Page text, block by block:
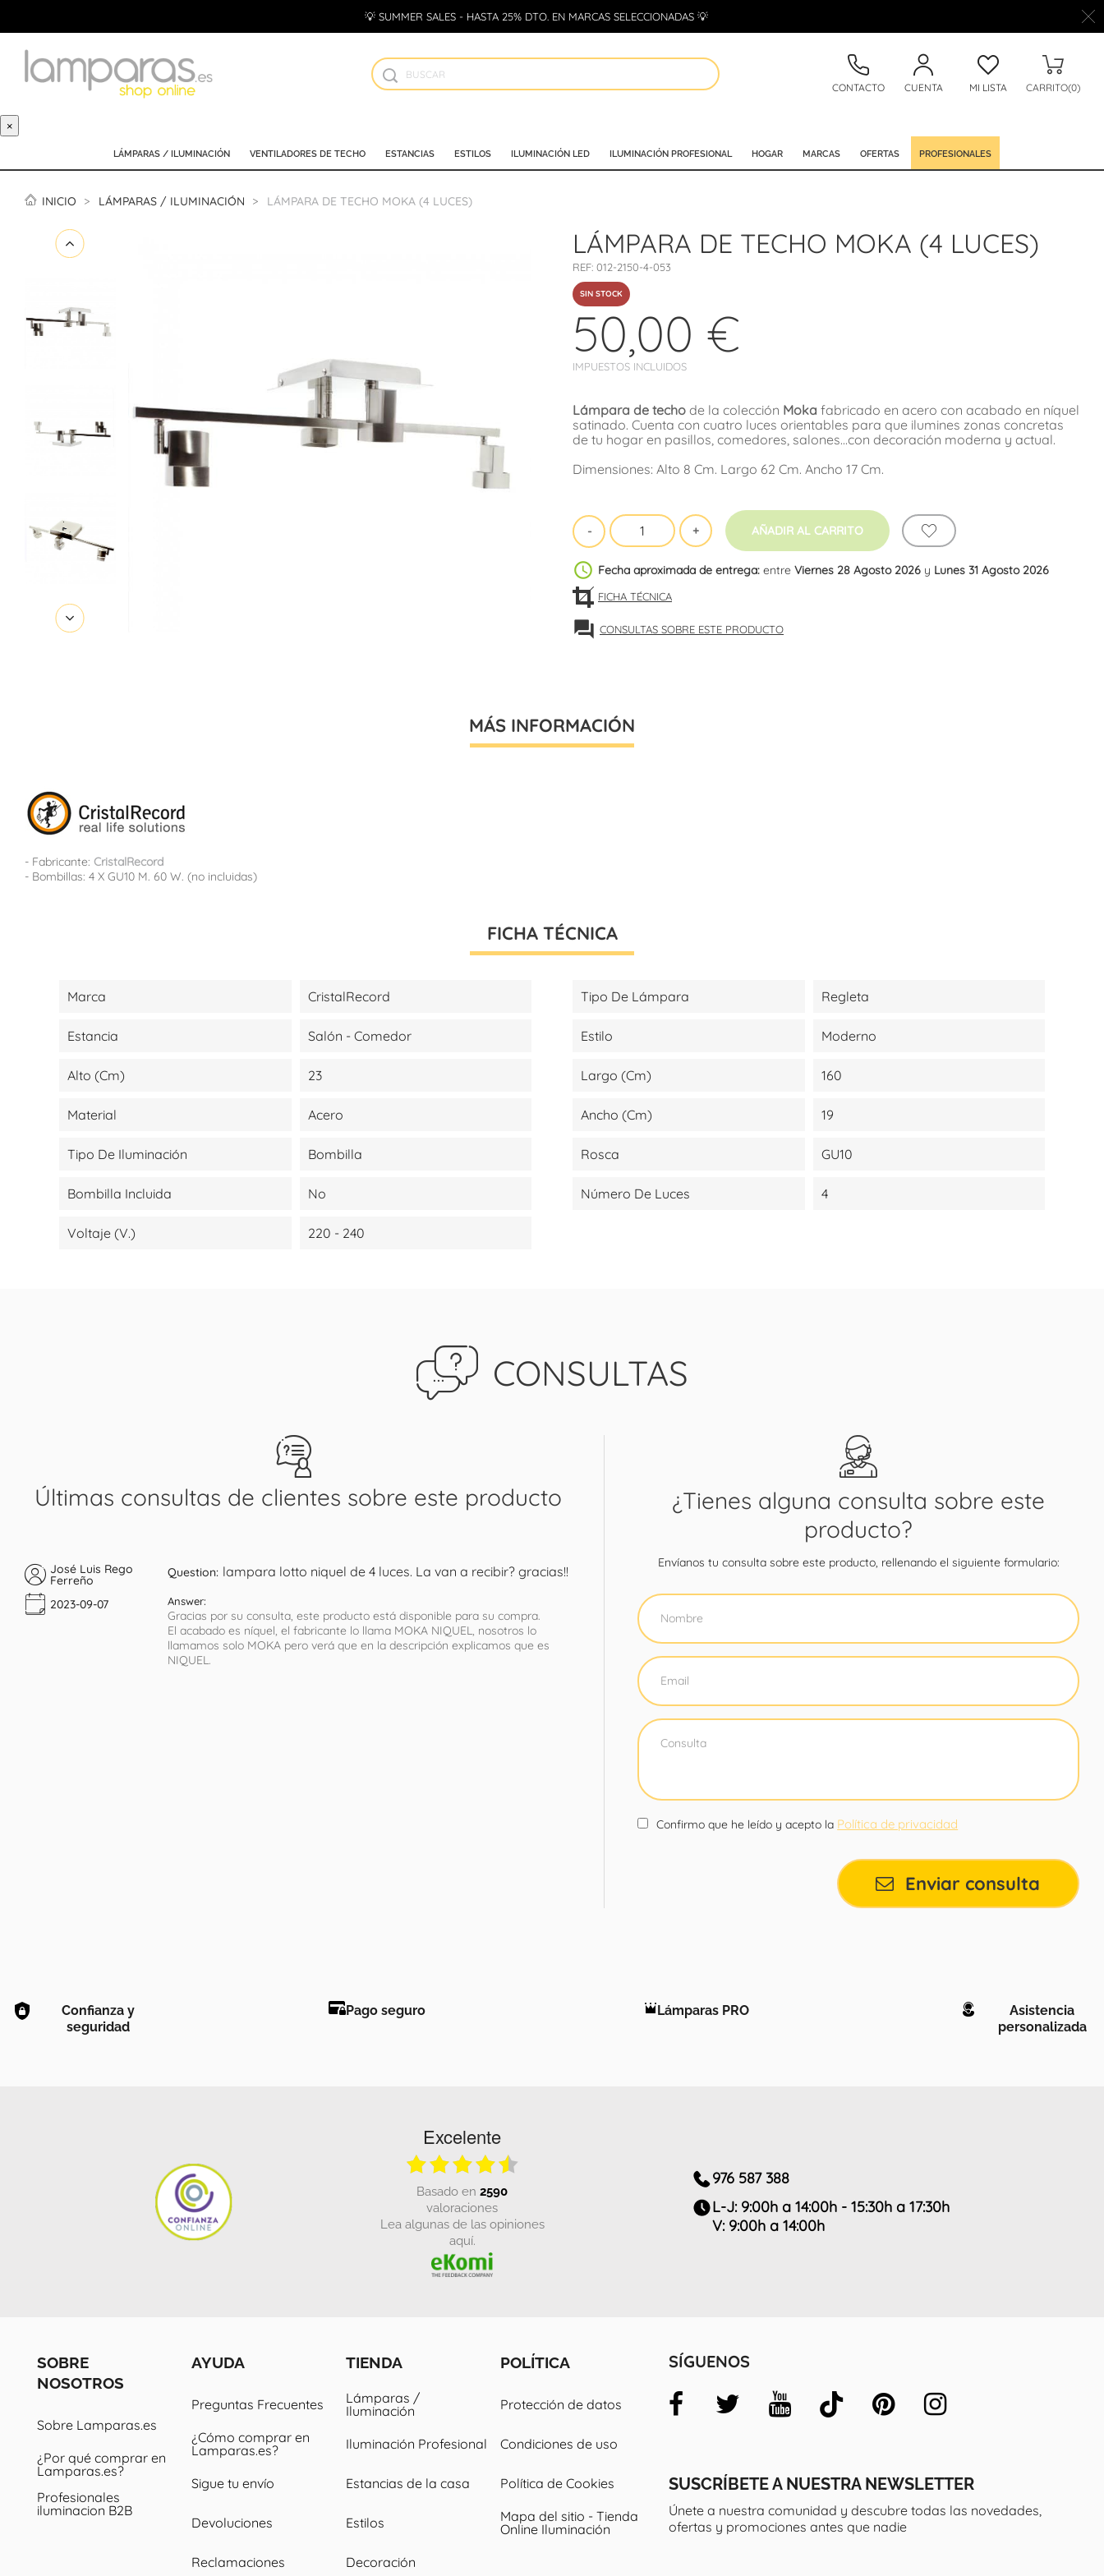
💡 SUMMER SALES - HASTA 25% DTO. EN MARCAS SELECCIONADAS 💡
CONTACTO CUENTA MI LISTA CARRITO(0)
×
LÁMPARAS / ILUMINACIÓN VENTILADORES DE TECHO ESTANCIAS ESTILOS ILUMINACIÓN LED ILUMINACIÓN PROFESIONAL HOGAR MARCAS OFERTAS PROFESIONALES
INICIO LÁMPARAS / ILUMINACIÓN LÁMPARA DE TECHO MOKA (4 LUCES)
LÁMPARA DE TECHO MOKA (4 LUCES)
REF: 012-2150-4-053
SIN STOCK
50,00 €
IMPUESTOS INCLUIDOS
Lámpara de techo de la colección Moka fabricado en acero con acabado en níquel
satinado. Cuenta con cuatro luces orientables para que ilumines zonas concretas
de tu hogar en pasillos, comedores, salones...con decoración moderna y actual.
Dimensiones: Alto 8 Cm. Largo 62 Cm. Ancho 17 Cm.
AÑADIR AL CARRITO
schedule Fecha aproximada de entrega: entre Viernes 28 Agosto 2026 y Lunes 31 Agosto 2026
FICHA TÉCNICA
forum CONSULTAS SOBRE ESTE PRODUCTO
MÁS INFORMACIÓN
- Fabricante: CristalRecord
- Bombillas: 4 X GU10 M. 60 W. (no incluidas)
FICHA TÉCNICA
Marca CristalRecord Tipo De Lámpara Regleta
Estancia Salón - Comedor Estilo Moderno
Alto (cm) 23 Largo (cm) 160
Material Acero Ancho (cm) 19
Tipo De Iluminación Bombilla Rosca GU10
Bombilla Incluida No Número De Luces 4
Voltaje (V.) 220 - 240
CONSULTAS
Últimas consultas de clientes sobre este producto
José Luis Rego
Ferreño
2023-09-07
Question: lampara lotto niquel de 4 luces. La van a recibir? gracias!!
Answer:
Gracias por su consulta, este producto está disponible para su compra.
El acabado es níquel, el fabricante lo llama MOKA NIQUEL, nosotros lo
llamamos solo MOKA pero verá que en la descripción explicamos que es
NIQUEL.
¿Tienes alguna consulta sobre este
producto?
Envíanos tu consulta sobre este producto, rellenando el siguiente formulario:
Confirmo que he leído y acepto la Política de privacidad
Enviar consulta
Confianza y
seguridad
Pago seguro Lámparas PRO
Asistencia
personalizada
Excelente
basado en 2590
valoraciones
Lea algunas de las opiniones
aquí.
976 587 388
L-J: 9:00h a 14:00h - 15:30h a 17:30h
V: 9:00h a 14:00h
SOBRE
NOSOTROS
Sobre Lamparas.es
¿Por qué comprar en
Lamparas.es?
Profesionales
iluminacion B2B
AYUDA
Preguntas Frecuentes
¿Cómo comprar en
Lamparas.es?
Sigue tu envío
Devoluciones
Reclamaciones
TIENDA
Lámparas /
Iluminación
Iluminación Profesional
Estancias de la casa
Estilos
Decoración
POLÍTICA
Protección de datos
Condiciones de uso
Política de Cookies
Mapa del sitio - Tienda
Online Iluminación
SUSCRÍBETE A NUESTRA NEWSLETTER
Únete a nuestra comunidad y descubre todas las novedades,
ofertas y promociones antes que nadie
SÍGUENOS